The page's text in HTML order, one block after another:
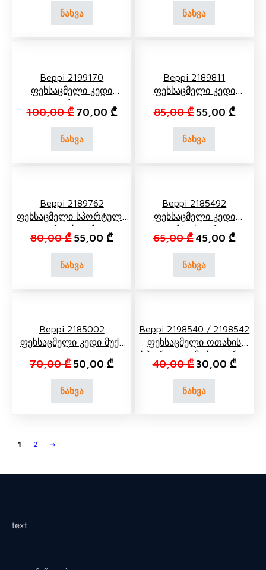
ნახვა ნახვა
Beppi 2199170
Ფეხსაცმელი Კედი
Ფერადი
100,00₾ Original price was: 100,00 ₾.
70,00 ₾Current price is: 70,00 ₾.
ნახვა
Beppi 2189811
Ფეხსაცმელი Კედი
85,00₾ Original price
55,00 ₾
ნახვა
Beppi 2189762
Ფეხსაცმელი Სპორტული
Ვარდისფერი
80,00₾ Original price was: 80,00 ₾.
55,00 ₾Current price is: 55,00 ₾.
ნახვა
Beppi 2185492
Ფეხსაცმელი Კედი
Ვარდისფერი
65,00₾ Original price
45,00 ₾
ნახვა
Beppi 2185002
Ფეხსაცმელი Კედი Მუქი
70,00₾ Original price was: 70,00 ₾.
50,00 ₾Current price is: 50,00 ₾.
ნახვა
Beppi 2198540 / 2198542
Ფეხსაცმელი Ოთახის
Სპორტული Მუქი Ლურჯი
40,00₾ Original price
30,00 ₾
ნახვა
1 2 →
text